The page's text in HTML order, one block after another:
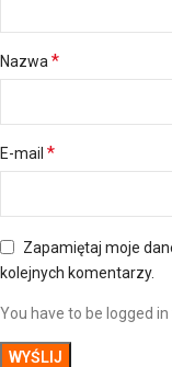
Nazwa*
E-mail *
Zapamiętaj moje
kolejnych komentarzy.
You have to be logged